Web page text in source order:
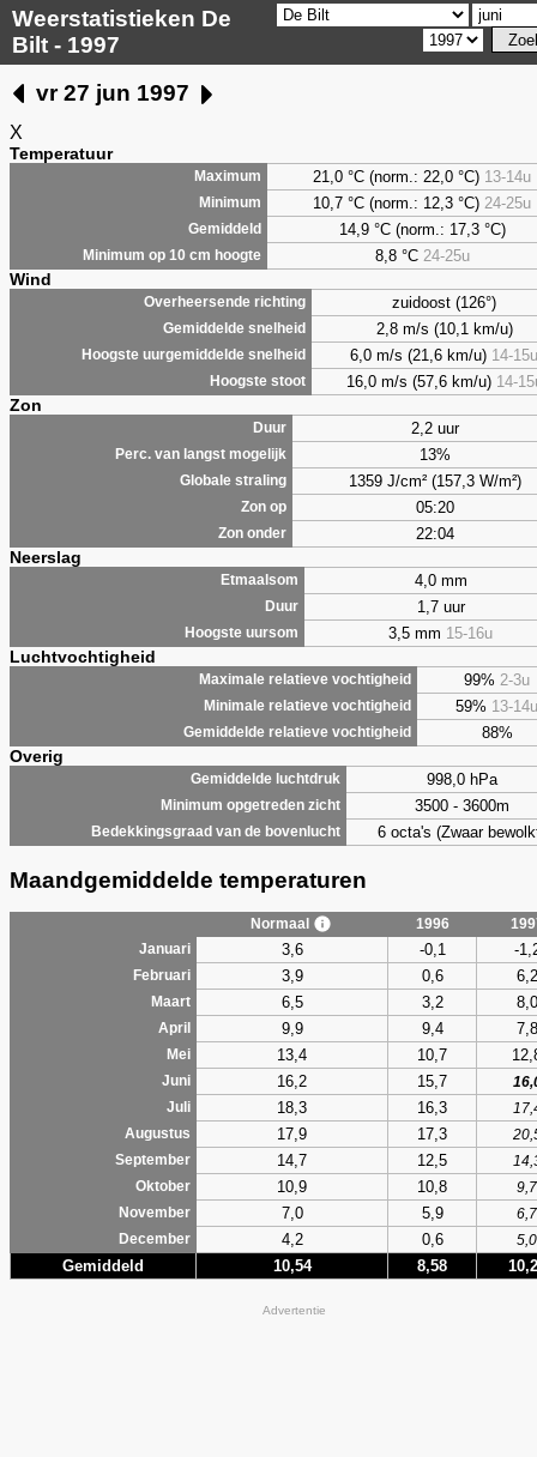
Weerstatistieken De
Bilt - 1997
vr 27 jun 1997
X
Temperatuur
Maximum 21,0 °C (norm.: 22,0 °C) 13-14u
Minimum 10,7 °C (norm.: 12,3 °C) 24-25u
Gemiddeld 14,9 °C (norm.: 17,3 °C)
Minimum op 10 cm hoogte 8,8°C 24-25u
Wind
Overheersende richting zuidoost (126°)
Gemiddelde snelheid 2,8 m/s (10,1 km/u)
Hoogste uurgemiddelde snelheid 6,0 m/s (21,6 km/u) 14-15u
Hoogste stoot 16,0 m/s (57,6 km/u) 14-
Zon
Duur 2,2 uur
Perc. van langst mogelijk 13%
Globale straling 1359 J/cm² (157,3 W/m²)
Zon op 05:20
Zon onder 22:04
Neerslag
Etmaalsom 4,0 mm
Duur 1,7 uur
Hoogste uursom 3,5 mm 15-16u
Luchtvochtigheid
Maximale relatieve vochtigheid 99% 2-3u
Minimale relatieve vochtigheid 59% 13-14u
Gemiddelde relatieve vochtigheid 88%
Overig
Gemiddelde luchtdruk 998,0 hPa
Minimum opgetreden zicht 3500 - 3600m
Bedekkingsgraad van de bovenlucht 6 octa's (Zwaar
Maandgemiddelde temperaturen
Normaal 1996
Januari
3,6 -0,1 -
Februari 3,9 0,6 6,2
Maart 6,5 3,2 8,0
April 9,9 9,4 7,8
Mei 13,4 10,7
Juni 16,2 15,7
Juli
18,3 16,3
Augustus
17,9 17,3
September
14,7 12,5
Oktober
10,9 10,8
9,7
November
7,0 5,9
6,7
December
4,2 0,6 5,0
Gemiddeld 10,54 8,58
Advertentie